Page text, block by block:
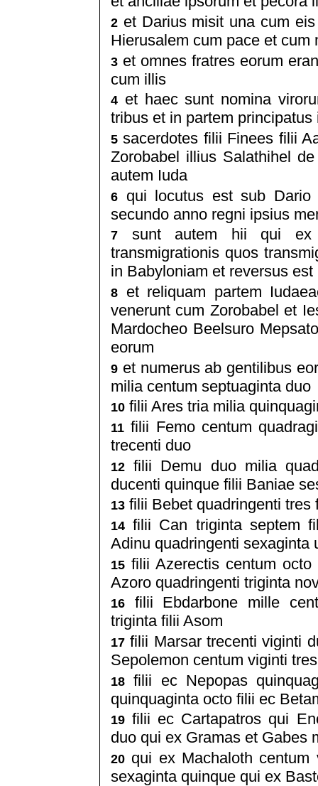
2 et Darius misit una cum
Hierusalem cum pace et
3 et omnes fratres eorum
cum illis
4 et haec sunt nomina
tribus et in partem principatus
5 sacerdotes filii Finees filii
Zorobabel illius Salathihel
autem Iuda
6
qui locutus est sub Dario
secundo anno regni ipsius
7
sunt autem hii qui ex
transmigrationis quos
in Babyloniam et reversus
8
et reliquam partem
venerunt cum Zorobabel et
Mardocheo Beelsuro
eorum
9 et numerus ab gentilibus
milia centum septuaginta duo
10 filii Ares tria milia
11 filii Femo centum
trecenti duo
12 filii Demu duo milia
ducenti quinque filii Baniae
13 filii Bebet quadringenti
14 filii Can triginta septem
Adinu quadringenti sexaginta
15 filii Azerectis centum
Azoro quadringenti triginta
16
filii Ebdarbone mille
triginta filii Asom
17 filii Marsar trecenti viginti
Sepolemon centum viginti tres
18 filii ec Nepopas
quinquaginta octo filii ec
19 filii ec Cartapatros qui
duo qui ex Gramas et Gabes
20 qui ex Machaloth
sexaginta quinque qui ex